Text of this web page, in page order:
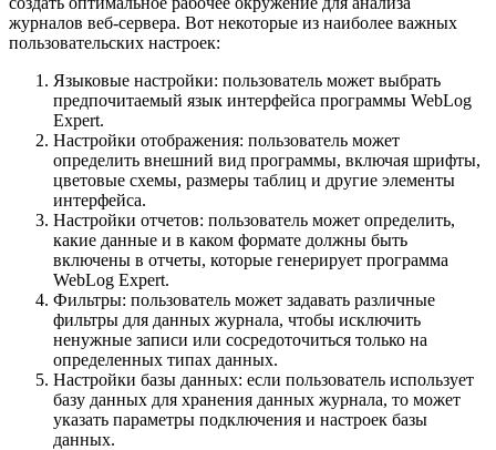
журналов веб-сервера. Вот некоторые из наиболее важных
пользовательских настроек:
Языковые настройки: пользователь может выбрать
предпочитаемый язык интерфейса программы WebLog
Expert.
Настройки отображения: пользователь может
определить внешний вид программы, включая шрифты,
цветовые схемы, размеры таблиц и другие элементы
интерфейса.
Настройки отчетов: пользователь может определить,
какие данные и в каком формате должны быть
включены в отчеты, которые генерирует программа
WebLog Expert.
Фильтры: пользователь может задавать различные
фильтры для данных журнала, чтобы исключить
ненужные записи или сосредоточиться только на
определенных типах данных.
Настройки базы данных: если пользователь использует
базу данных для хранения данных журнала, то может
указать параметры подключения и настроек базы
данных.